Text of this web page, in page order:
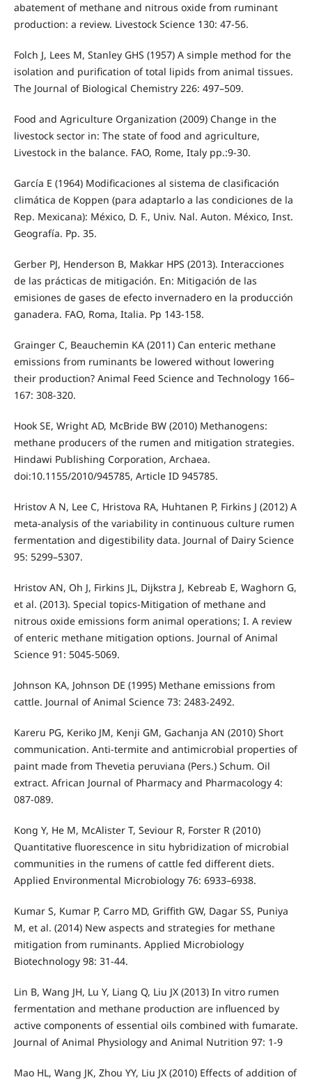
abatement of methane and nitrous oxide from ruminant
production: a review. Livestock Science 130: 47-56.
Folch J, Lees M, Stanley GHS (1957) A simple method for the
isolation and purification of total lipids from animal tissues.
The Journal of Biological Chemistry 226: 497–509.
Food and Agriculture Organization (2009) Change in the
livestock sector in: The state of food and agriculture,
Livestock in the balance. FAO, Rome, Italy pp.:9-30.
García E (1964) Modificaciones al sistema de clasificación
climática de Koppen (para adaptarlo a las condiciones de la
Rep. Mexicana): México, D. F., Univ. Nal. Auton. México, Inst.
Geografía. Pp. 35.
Gerber PJ, Henderson B, Makkar HPS (2013). Interacciones
de las prácticas de mitigación. En: Mitigación de las
emisiones de gases de efecto invernadero en la producción
ganadera. FAO, Roma, Italia. Pp 143-158.
Grainger C, Beauchemin KA (2011) Can enteric methane
emissions from ruminants be lowered without lowering
their production? Animal Feed Science and Technology 166–
167: 308-320.
Hook SE, Wright AD, McBride BW (2010) Methanogens:
methane producers of the rumen and mitigation strategies.
Hindawi Publishing Corporation, Archaea.
doi:10.1155/2010/945785, Article ID 945785.
Hristov A N, Lee C, Hristova RA, Huhtanen P, Firkins J (2012) A
meta-analysis of the variability in continuous culture rumen
fermentation and digestibility data. Journal of Dairy Science
95: 5299–5307.
Hristov AN, Oh J, Firkins JL, Dijkstra J, Kebreab E, Waghorn G,
et al. (2013). Special topics-Mitigation of methane and
nitrous oxide emissions form animal operations; I. A review
of enteric methane mitigation options. Journal of Animal
Science 91: 5045-5069.
Johnson KA, Johnson DE (1995) Methane emissions from
cattle. Journal of Animal Science 73: 2483-2492.
Kareru PG, Keriko JM, Kenji GM, Gachanja AN (2010) Short
communication. Anti-termite and antimicrobial properties of
paint made from Thevetia peruviana (Pers.) Schum. Oil
extract. African Journal of Pharmacy and Pharmacology 4:
087-089.
Kong Y, He M, McAlister T, Seviour R, Forster R (2010)
Quantitative fluorescence in situ hybridization of microbial
communities in the rumens of cattle fed different diets.
Applied Environmental Microbiology 76: 6933–6938.
Kumar S, Kumar P, Carro MD, Griffith GW, Dagar SS, Puniya
M, et al. (2014) New aspects and strategies for methane
mitigation from ruminants. Applied Microbiology
Biotechnology 98: 31-44.
Lin B, Wang JH, Lu Y, Liang Q, Liu JX (2013) In vitro rumen
fermentation and methane production are influenced by
active components of essential oils combined with fumarate.
Journal of Animal Physiology and Animal Nutrition 97: 1-9
Mao HL, Wang JK, Zhou YY, Liu JX (2010) Effects of addition of